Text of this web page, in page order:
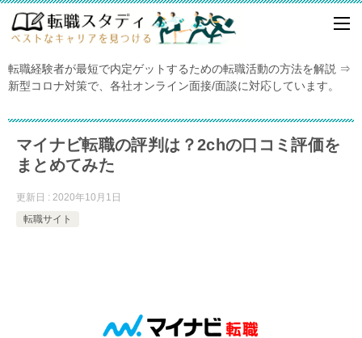
転職経験者が最短で内定ゲットするための転職活動の方法を解説 ⇒
新型コロナ対策で、各社オンライン面接/面談に対応しています。
マイナビ転職の評判は？2chの口コミ評価を
まとめてみた
更新日 : 2020年10月1日
転職サイト